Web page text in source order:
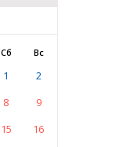
Сб Вс
1
2
8
9
15
16